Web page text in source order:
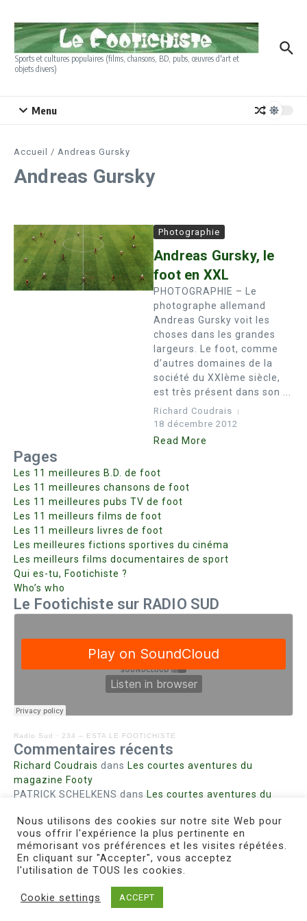
Sports et cultures populaires (films, chansons, BD, pubs, œuvres d'art et
objets divers)
Menu
Accueil / Andreas Gursky
Andreas Gursky
Photographie
Andreas Gursky, le
foot en XXL
PHOTOGRAPHIE – Le
photographe allemand
Andreas Gursky voit les
choses dans les grandes
largeurs. Le foot, comme
d’autres domaines de la
société du XXIème siècle,
est très présent dans son ...
Richard Coudrais
18 décembre 2012
Read More
Pages
Les 11 meilleures B.D. de foot
Les 11 meilleures chansons de foot
Les 11 meilleures pubs TV de foot
Les 11 meilleurs films de foot
Les 11 meilleurs livres de foot
Les meilleures fictions sportives du cinéma
Les meilleurs films documentaires de sport
Qui es-tu, Footichiste ?
Who’s who
Le Footichiste sur RADIO SUD
Radio Sud · 234 – ESTA LE FOOTICHISTE
Commentaires récents
Richard Coudrais dans Les courtes aventures du
magazine Footy
PATRICK SCHELKENS dans Les courtes aventures du
Bohn fabiennedans Intrigues sanglantes à Mulhouse
Steph. RUTA dansLust for Nice
MIRMANDdansPieds agiles et champignons
Copyright © 2026 Le Footichiste | Réalisé par
Nous utilisons des cookies sur notre site Web pour
vous offrir l'expérience la plus pertinente en
mémorisant vos préférences et les visites répétées.
En cliquant sur "Accepter", vous acceptez
l'utilisation de TOUS les cookies.
Cookie settings ACCEPT